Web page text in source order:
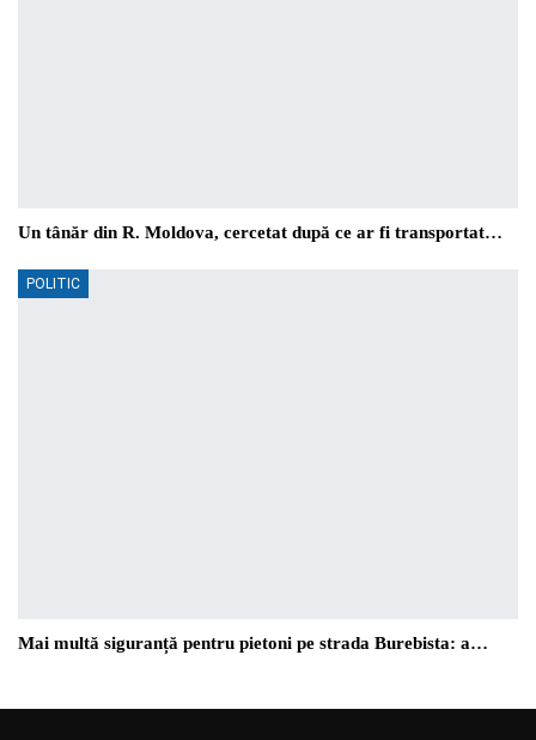
Un tânăr din R. Moldova, cercetat după ce ar fi transportat…
POLITIC
Mai multă siguranță pentru pietoni pe strada Burebista: a…